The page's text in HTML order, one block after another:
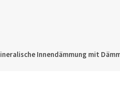
Innendämmung mit